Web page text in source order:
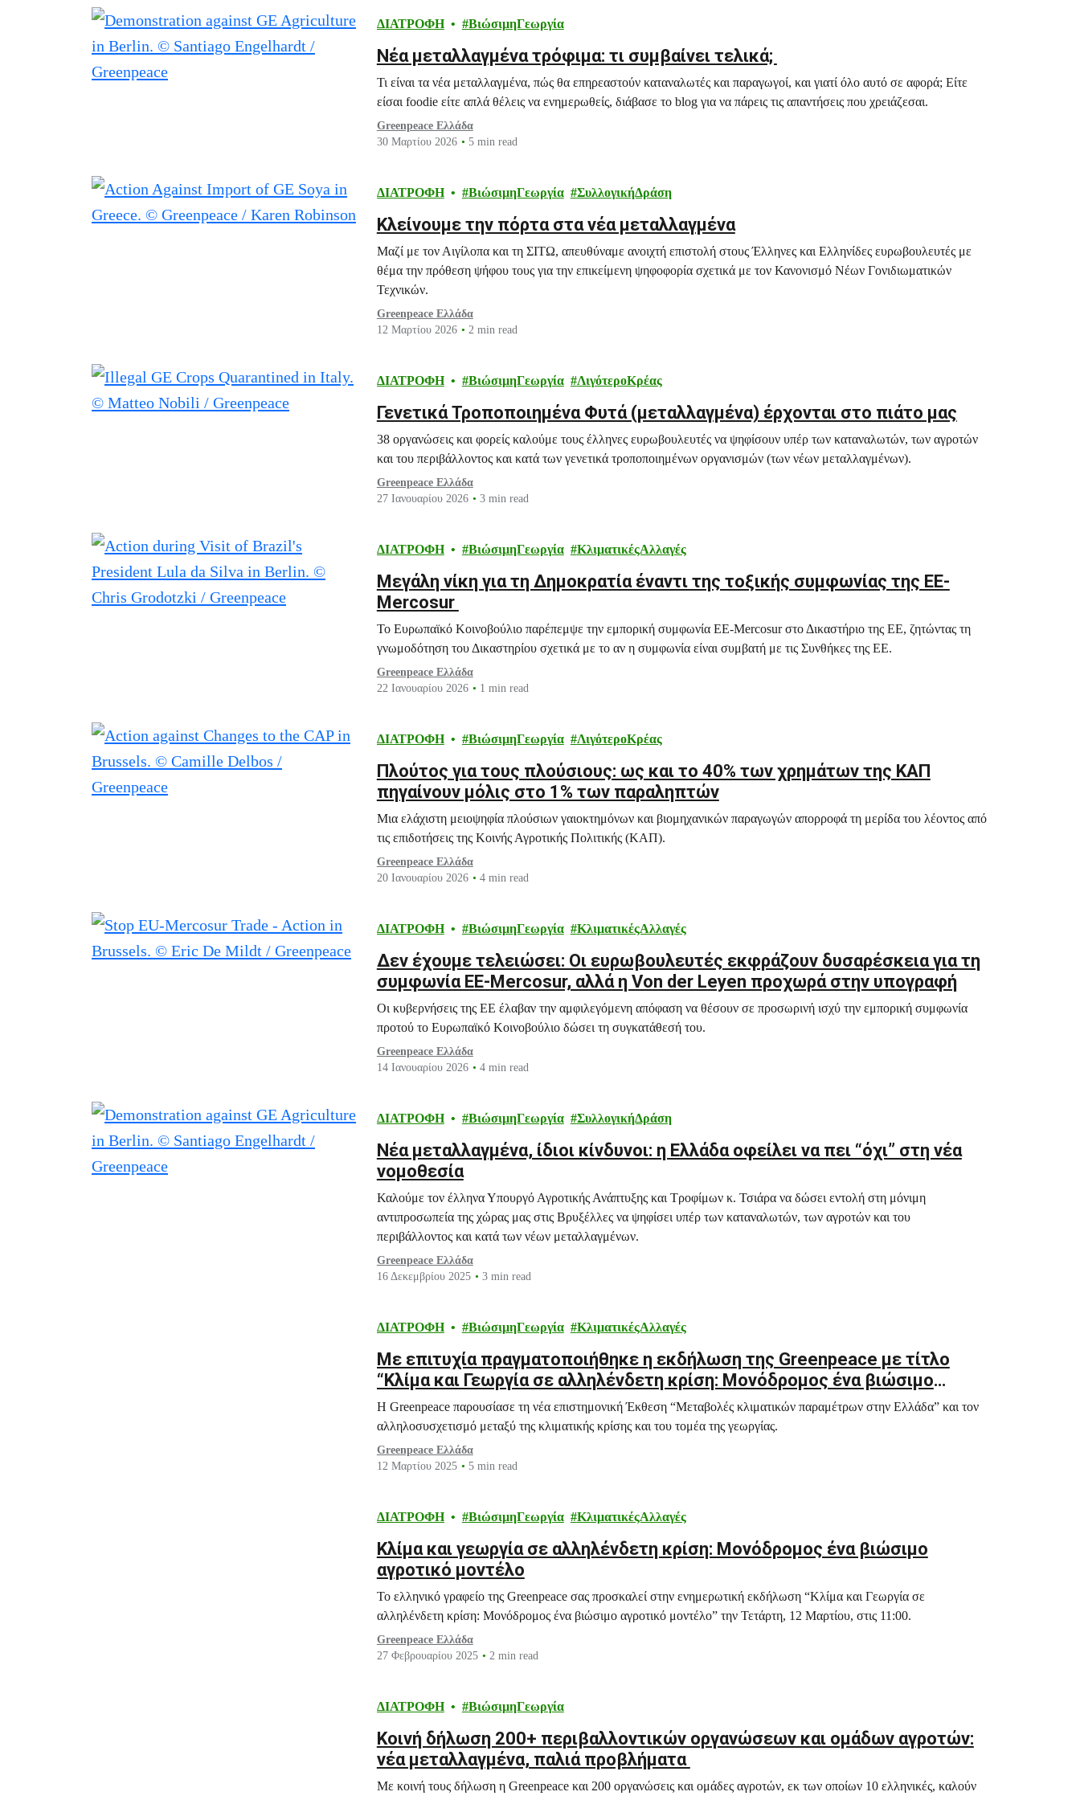
Filtered results ΔΙΑΤΡΟΦΗ ΒιώσιμηΓεωργία
Νέα μεταλλαγμένα τρόφιμα: τι συμβαίνει τελικά;
Τι είναι τα νέα μεταλλαγμένα, πώς θα επηρεαστούν καταναλωτές και παραγωγοί, και γιατί όλο αυτό σε αφορά; Είτε
είσαι foodie είτε απλά θέλεις να ενημερωθείς, διάβασε το blog για να πάρεις τις απαντήσεις που χρειάζεσαι.
Greenpeace Ελλάδα
30 Μαρτίου 2026
5 min read
ΔΙΑΤΡΟΦΗ ΒιώσιμηΓεωργία ΣυλλογικήΔράση
Κλείνουμε την πόρτα στα νέα μεταλλαγμένα
Μαζί με τον Αιγίλοπα και τη ΣΙΤΩ, απευθύναμε ανοιχτή επιστολή στους Έλληνες και Ελληνίδες ευρωβουλευτές με
θέμα την πρόθεση ψήφου τους για την επικείμενη ψηφοφορία σχετικά με τον Κανονισμό Νέων Γονιδιωματικών
Τεχνικών.
Greenpeace Ελλάδα
12 Μαρτίου 2026
2 min read
ΔΙΑΤΡΟΦΗ ΒιώσιμηΓεωργία ΛιγότεροΚρέας
Γενετικά Τροποποιημένα Φυτά (μεταλλαγμένα) έρχονται στο πιάτο μας
38 οργανώσεις και φορείς καλούμε τους έλληνες ευρωβουλευτές να ψηφίσουν υπέρ των καταναλωτών, των αγροτών
και του περιβάλλοντος και κατά των γενετικά τροποποιημένων οργανισμών (των νέων μεταλλαγμένων).
Greenpeace Ελλάδα
27 Ιανουαρίου 2026
3 min read
ΔΙΑΤΡΟΦΗ ΒιώσιμηΓεωργία ΚλιματικέςΑλλαγές
Μεγάλη νίκη για τη Δημοκρατία έναντι της τοξικής συμφωνίας της ΕΕ-
Mercosur
Το Ευρωπαϊκό Κοινοβούλιο παρέπεμψε την εμπορική συμφωνία ΕΕ-Mercosur στο Δικαστήριο της ΕΕ, ζητώντας τη
γνωμοδότηση του Δικαστηρίου σχετικά με το αν η συμφωνία είναι συμβατή με τις Συνθήκες της ΕΕ.
Greenpeace Ελλάδα
22 Ιανουαρίου 2026
1 min read
ΔΙΑΤΡΟΦΗ ΒιώσιμηΓεωργία ΛιγότεροΚρέας
Πλούτος για τους πλούσιους: ως και το 40% των χρημάτων της ΚΑΠ
πηγαίνουν μόλις στο 1% των παραληπτών
Μια ελάχιστη μειοψηφία πλούσιων γαιοκτημόνων και βιομηχανικών παραγωγών απορροφά τη μερίδα του λέοντος από
τις επιδοτήσεις της Κοινής Αγροτικής Πολιτικής (ΚΑΠ).
Greenpeace Ελλάδα
20 Ιανουαρίου 2026
4 min read
ΔΙΑΤΡΟΦΗ ΒιώσιμηΓεωργία ΚλιματικέςΑλλαγές
Δεν έχουμε τελειώσει: Οι ευρωβουλευτές εκφράζουν δυσαρέσκεια για τη
συμφωνία ΕΕ-Mercosur, αλλά η Von der Leyen προχωρά στην υπογραφή
Οι κυβερνήσεις της ΕΕ έλαβαν την αμφιλεγόμενη απόφαση να θέσουν σε προσωρινή ισχύ την εμπορική συμφωνία
προτού το Ευρωπαϊκό Κοινοβούλιο δώσει τη συγκατάθεσή του.
Greenpeace Ελλάδα
14 Ιανουαρίου 2026
4 min read
ΔΙΑΤΡΟΦΗ ΒιώσιμηΓεωργία ΣυλλογικήΔράση
Νέα μεταλλαγμένα, ίδιοι κίνδυνοι: η Ελλάδα οφείλει να πει “όχι” στη νέα
νομοθεσία
Καλούμε τον έλληνα Υπουργό Αγροτικής Ανάπτυξης και Τροφίμων κ. Τσιάρα να δώσει εντολή στη μόνιμη
αντιπροσωπεία της χώρας μας στις Βρυξέλλες να ψηφίσει υπέρ των καταναλωτών, των αγροτών και του
περιβάλλοντος και κατά των νέων μεταλλαγμένων.
Greenpeace Ελλάδα
16 Δεκεμβρίου 2025
3 min read
ΔΙΑΤΡΟΦΗ ΒιώσιμηΓεωργία ΚλιματικέςΑλλαγές
Με επιτυχία πραγματοποιήθηκε η εκδήλωση της Greenpeace με τίτλο
“Κλίμα και Γεωργία σε αλληλένδετη κρίση: Μονόδρομος ένα βιώσιμο
αγροτικό μοντέλο”
Η Greenpeace παρουσίασε τη νέα επιστημονική Έκθεση “Μεταβολές κλιματικών παραμέτρων στην Ελλάδα” και τον
αλληλοσυσχετισμό μεταξύ της κλιματικής κρίσης και του τομέα της γεωργίας.
Greenpeace Ελλάδα
12 Μαρτίου 2025
5 min read
ΔΙΑΤΡΟΦΗ ΒιώσιμηΓεωργία ΚλιματικέςΑλλαγές
Κλίμα και γεωργία σε αλληλένδετη κρίση: Μονόδρομος ένα βιώσιμο
αγροτικό μοντέλο
Το ελληνικό γραφείο της Greenpeace σας προσκαλεί στην ενημερωτική εκδήλωση “Κλίμα και Γεωργία σε
αλληλένδετη κρίση: Μονόδρομος ένα βιώσιμο αγροτικό μοντέλο” την Τετάρτη, 12 Μαρτίου, στις 11:00.
Greenpeace Ελλάδα
27 Φεβρουαρίου 2025
2 min read
ΔΙΑΤΡΟΦΗ ΒιώσιμηΓεωργία
Κοινή δήλωση 200+ περιβαλλοντικών οργανώσεων και ομάδων αγροτών:
νέα μεταλλαγμένα, παλιά προβλήματα
Με κοινή τους δήλωση η Greenpeace και 200 οργανώσεις και ομάδες αγροτών, εκ των οποίων 10 ελληνικές, καλούν